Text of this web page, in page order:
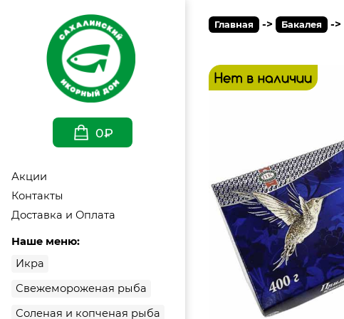
0₽
Акции
Контакты
Доставка и Оплата
Наше меню:
Икра
Свежемороженая рыба
Соленая и копченая рыба
Главная -> Бакалея ->